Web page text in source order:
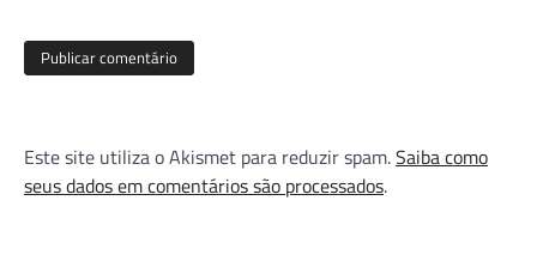
Este site utiliza o Akismet para reduzir spam.Saiba como
seus dados em comentários são processados.